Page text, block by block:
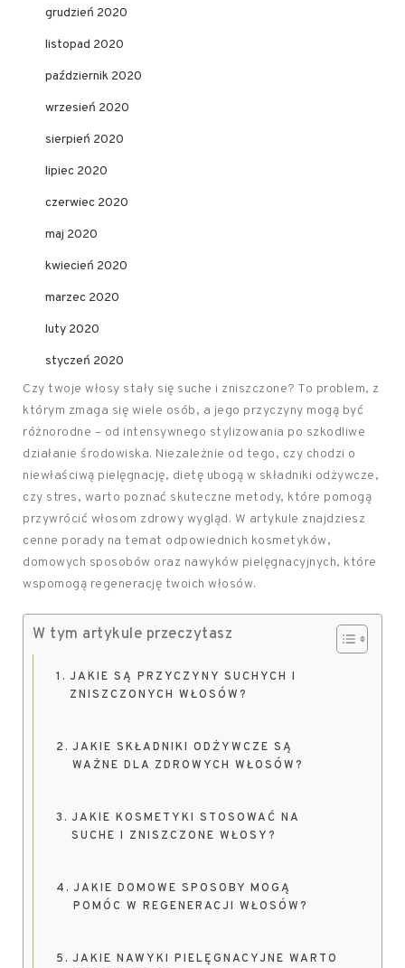
grudzień 2020
listopad 2020
październik 2020
wrzesień 2020
sierpień 2020
lipiec 2020
czerwiec 2020
maj 2020
kwiecień 2020
marzec 2020
luty 2020
styczeń 2020
Czy twoje włosy stały się suche i zniszczone? To problem, z
którym zmaga się wiele osób, a jego przyczyny mogą być
różnorodne – od intensywnego stylizowania po szkodliwe
działanie środowiska. Niezależnie od tego, czy chodzi o
niewłaściwą pielęgnację, dietę ubogą w składniki odżywcze,
czy stres, warto poznać skuteczne metody, które pomogą
przywrócić włosom zdrowy wygląd. W artykule znajdziesz
cenne porady na temat odpowiednich kosmetyków,
domowych sposobów oraz nawyków pielęgnacyjnych, które
wspomogą regenerację twoich włosów.
W tym artykule przeczytasz
JAKIE SĄ PRZYCZYNY SUCHYCH I
ZNISZCZONYCH WŁOSÓW?
JAKIE SKŁADNIKI ODŻYWCZE SĄ
WAŻNE DLA ZDROWYCH WŁOSÓW?
JAKIE KOSMETYKI STOSOWAĆ NA
SUCHE I ZNISZCZONE WŁOSY?
JAKIE DOMOWE SPOSOBY MOGĄ
POMÓC W REGENERACJI WŁOSÓW?
JAKIE NAWYKI PIELĘGNACYJNE WARTO